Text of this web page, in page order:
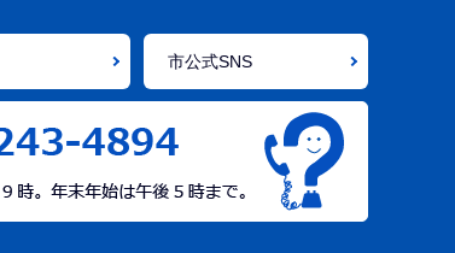
市公式SNS